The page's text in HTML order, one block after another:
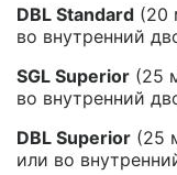
DBL Standard (20
во внутренний
SGL Superior (25
во внутренний
DBL Superior (25
или во